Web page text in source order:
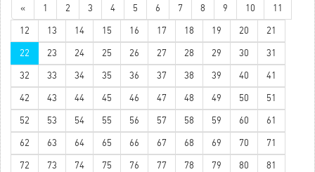
« 1 2 3 4 5 6 7 8 9 10 11
12 13 14 15 16 17 18 19 20 21
22 23 24 25 26 27 28 29 30 31
32 33 34 35 36 37 38 39 40 41
42 43 44 45 46 47 48 49 50 51
52 53 54 55 56 57 58 59 60 61
62 63 64 65 66 67 68 69 70 71
72 73 74 75 76 77 78 79 80 81